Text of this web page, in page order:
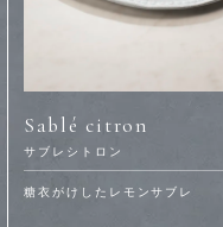
Sablé citron
サブレシトロン
糖衣がけしたレモンサブレ